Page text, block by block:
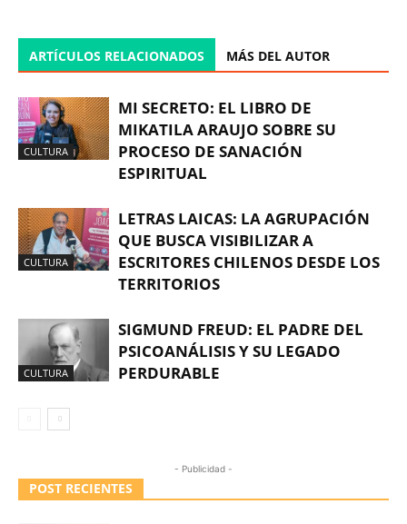
ARTÍCULOS RELACIONADOS MÁS DEL AUTOR
CULTURA
MI SECRETO: EL LIBRO DE
MIKATILA ARAUJO SOBRE SU
PROCESO DE SANACIÓN
ESPIRITUAL
CULTURA
LETRAS LAICAS: LA AGRUPACIÓN
QUE BUSCA VISIBILIZAR A
ESCRITORES CHILENOS DESDE LOS
TERRITORIOS
CULTURA
SIGMUND FREUD: EL PADRE DEL
PSICOANÁLISIS Y SU LEGADO
PERDURABLE
- Publicidad -
POST RECIENTES